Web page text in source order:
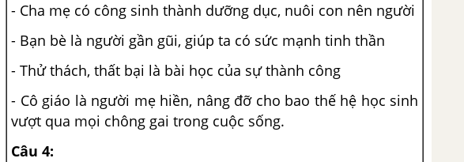
- Cha mẹ có công sinh thành dưỡng dục, nuôi con nên người
- Bạn bè là người gần gũi, giúp ta có sức mạnh tinh thần
- Thử thách, thất bại là bài học của sự thành công
- Cô giáo là người mẹ hiền, nâng đỡ cho bao thế hệ học sinh
vượt qua mọi chông gai trong cuộc sống.
Câu 4: